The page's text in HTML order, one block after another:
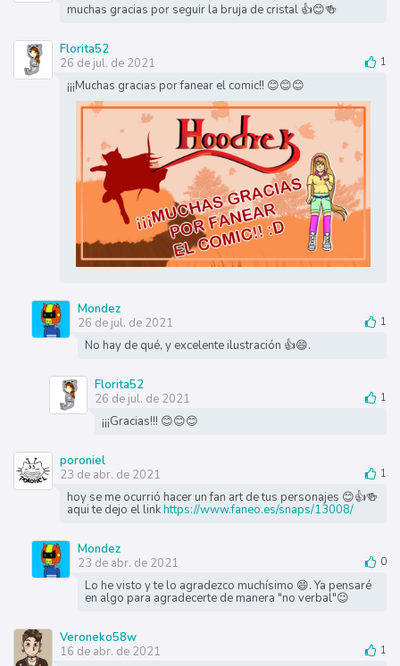
muchas gracias por seguir la bruja de cristal 👍😊🍻
Florita52
26 de jul. de 2021
1
¡¡¡Muchas gracias por fanear el comic!! 😊😊😊
Mondez
26 de jul. de 2021
1
No hay de qué, y excelente ilustración 👍😄.
Florita52
26 de jul. de 2021
1
¡¡¡Gracias!!! 😊😊😊
poroniel
23 de abr. de 2021
1
hoy se me ocurrió hacer un fan art de tus personajes 😊👍🍻
aqui te dejo el linkhttps://www.faneo.es/snaps/13008/
Mondez
23 de abr. de 2021
0
Lo he visto y te lo agradezco muchísimo 😄. Ya pensaré
en algo para agradecerte de manera "no verbal"😉
Veroneko58w
16 de abr. de 2021
1